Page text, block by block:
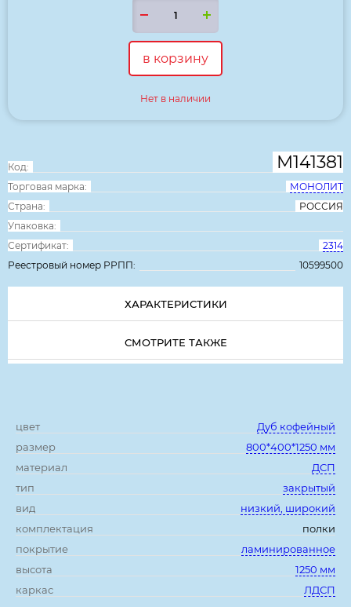
Код: М141381
Торговая марка:
МОНОЛИТ
Страна:
РОССИЯ
Упаковка:
Сертификат:
2314
Реестровый номер РРПП:
10599500
в корзину
Нет в наличии
ХАРАКТЕРИСТИКИ
СМОТРИТЕ ТАКЖЕ
цвет
Дуб кофейный
размер
800*400*1250 мм
материал
ДСП
тип
закрытый
вид
низкий, широкий
комплектация
полки
покрытие
ламинированное
высота
1250 мм
каркас
ЛДСП